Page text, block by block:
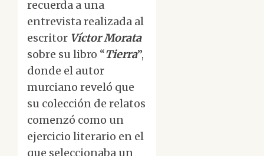
recuerda a una
entrevista realizada al
escritor Víctor Morata
sobre su libro “Tierra”,
donde el autor
murciano reveló que
su colección de relatos
comenzó como un
ejercicio literario en el
que seleccionaba un